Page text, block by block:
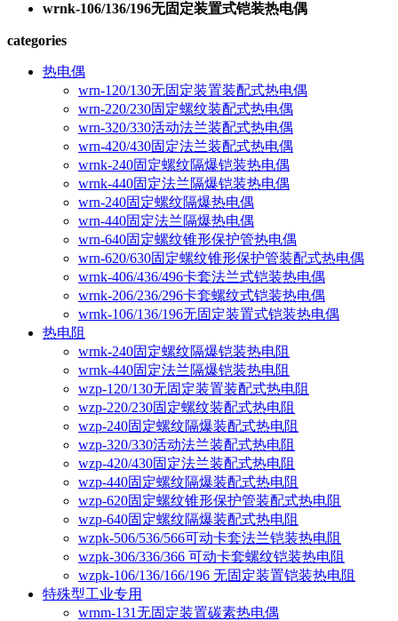
wrnk-106/136/196无固定装置式铠装热电偶
categories
热电偶
wrn-120/130无固定装置装配式热电偶
wrn-220/230固定螺纹装配式热电偶
wrn-320/330活动法兰装配式热电偶
wrn-420/430固定法兰装配式热电偶
wrnk-240固定螺纹隔爆铠装热电偶
wrnk-440固定法兰隔爆铠装热电偶
wrn-240固定螺纹隔爆热电偶
wrn-440固定法兰隔爆热电偶
wrn-640固定螺纹锥形保护管热电偶
wrn-620/630固定螺纹锥形保护管装配式热电偶
wrnk-406/436/496卡套法兰式铠装热电偶
wrnk-206/236/296卡套螺纹式铠装热电偶
wrnk-106/136/196无固定装置式铠装热电偶
热电阻
wrnk-240固定螺纹隔爆铠装热电阻
wrnk-440固定法兰隔爆铠装热电阻
wzp-120/130无固定装置装配式热电阻
wzp-220/230固定螺纹装配式热电阻
wzp-240固定螺纹隔爆装配式热电阻
wzp-320/330活动法兰装配式热电阻
wzp-420/430固定法兰装配式热电阻
wzp-440固定螺纹隔爆装配式热电阻
wzp-620固定螺纹锥形保护管装配式热电阻
wzp-640固定螺纹隔爆装配式热电阻
wzpk-506/536/566可动卡套法兰铠装热电阻
wzpk-306/336/366 可动卡套螺纹铠装热电阻
wzpk-106/136/166/196 无固定装置铠装热电阻
特殊型工业专用
wrnm-131无固定装置碳素热电偶